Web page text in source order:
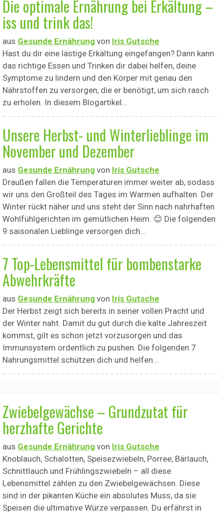
Die optimale Ernährung bei Erkältung –
iss und trink das!
aus Gesunde Ernährung von Iris Gutsche
Hast du dir eine lästige Erkältung eingefangen? Dann kann
das richtige Essen und Trinken dir dabei helfen, deine
Symptome zu lindern und den Körper mit genau den
Nährstoffen zu versorgen, die er benötigt, um sich rasch
zu erholen. In diesem Blogartikel...
Unsere Herbst- und Winterlieblinge im
November und Dezember
aus Gesunde Ernährung von Iris Gutsche
Draußen fallen die Temperaturen immer weiter ab, sodass
wir uns den Großteil des Tages im Warmen aufhalten. Der
Winter rückt näher und uns steht der Sinn nach nahrhaften
Wohlfühlgerichten im gemütlichen Heim. 😊 Die folgenden
9 saisonalen Lieblinge versorgen dich...
7 Top-Lebensmittel für bombenstarke
Abwehrkräfte
aus Gesunde Ernährung von Iris Gutsche
Der Herbst zeigt sich bereits in seiner vollen Pracht und
der Winter naht. Damit du gut durch die kalte Jahreszeit
kommst, gilt es schon jetzt vorzusorgen und das
Immunsystem ordentlich zu pushen. Die folgenden 7
Nahrungsmittel schützen dich und helfen...
Zwiebelgewächse – Grundzutat für
herzhafte Gerichte
aus Gesunde Ernährung von Iris Gutsche
Knoblauch, Schalotten, Speisezwiebeln, Porree, Bärlauch,
Schnittlauch und Frühlingszwiebeln – all diese
Lebensmittel zählen zu den Zwiebelgewächsen. Diese
sind in der pikanten Küche ein absolutes Muss, da sie
Speisen die ultimative Würze verpassen. Du erfährst in